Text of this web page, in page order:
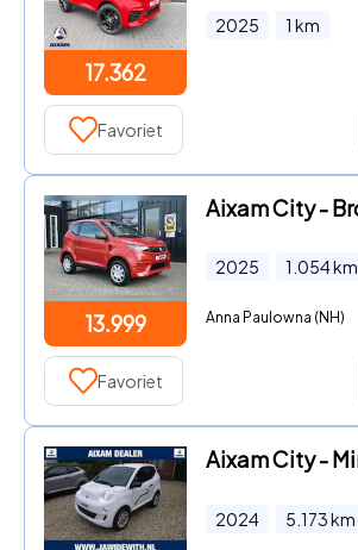
17.362
2025 1 km
Favoriet
13.999
2025 1.054km
Anna Paulowna (NH)
Favoriet
2024 5.173km